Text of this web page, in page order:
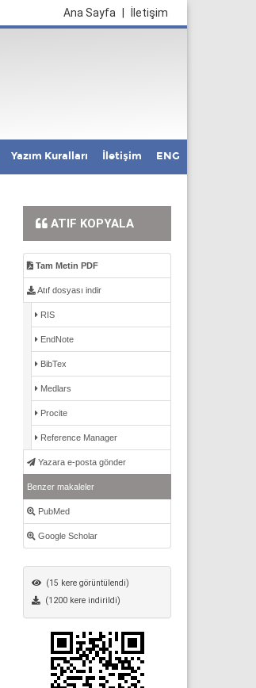
İletişim
Ana Sayfa
Yazım Kuralları İletişim ENG
ATIF KOPYALA
Tam Metin PDF
Atıf dosyası indir
RIS
EndNote
BibTex
Medlars
Procite
Reference Manager
Yazara e-posta gönder
Benzer makaleler
PubMed
Google Scholar
(15 kere görüntülendi)
(1200 kere indirildi)